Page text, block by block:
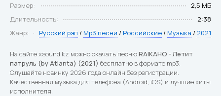
Размер:
2,5 МБ
Длительность:
2:38
Жанр:
Русский рэп / Mp3 песни / Российские / Музыка / 2021
На сайте xsound.kz можно скачать песнюRAIKAHO - Летит
патруль (by Atlanta) (2021) бесплатно в формате mp3.
Слушайте новинку 2026 года онлайн без регистрации.
Качественная музыка для телефона (Android, iOS) и лучшие хиты
исполнителя.